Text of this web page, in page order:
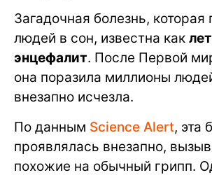
Загадочная болезнь,
людей в сон, известна как
энцефалит. После Первой
она поразила миллионы
внезапно исчезла.
По данным Science Alert, эта
проявлялась внезапно,
похожие на обычный грипп.